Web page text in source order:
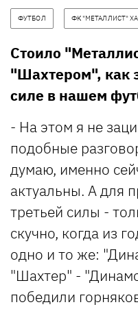
ФУТБОЛ ФК "МЕТАЛЛИСТ"
Стоило
"Шахтером", как
силе в нашем
- На этом я не
подобные
думаю, именно
актуальны. А для
третьей силы -
скучно, когда из
одно и то же:
"Шахтер" -
победили